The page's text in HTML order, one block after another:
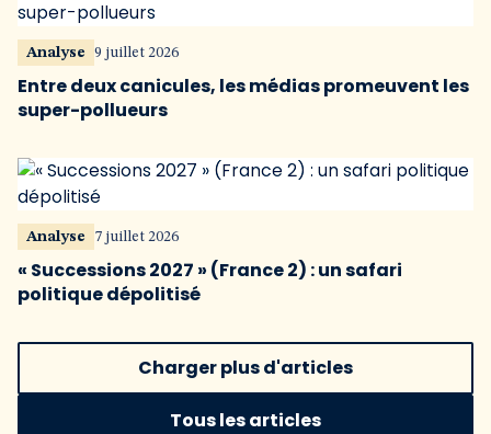
Analyse 9 juillet 2026
Entre deux canicules, les médias promeuvent les
super-pollueurs
Analyse 7 juillet 2026
« Successions 2027 » (France 2) : un safari
politique dépolitisé
Charger plus d'articles
Tous les articles